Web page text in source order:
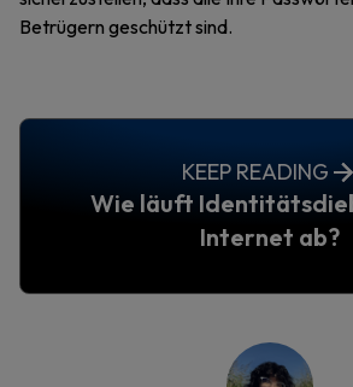
Betrügern geschützt sind.
KEEP READING
Wie läuft
Internet ab?